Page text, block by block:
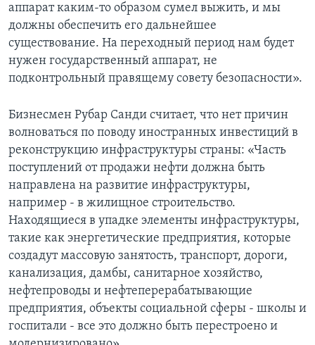
аппарат каким-то образом сумел выжить, и мы
должны обеспечить его дальнейшее
существование. На переходный период нам будет
нужен государственный аппарат, не
подконтрольный правящему совету безопасности».
Бизнесмен Рубар Санди считает, что нет причин
волноваться по поводу иностранных инвестиций в
реконструкцию инфраструктуры страны: «Часть
поступлений от продажи нефти должна быть
направлена на развитие инфраструктуры,
например - в жилищное строительство.
Находящиеся в упадке элементы инфраструктуры,
такие как энергетические предприятия, которые
создадут массовую занятость, транспорт, дороги,
канализация, дамбы, санитарное хозяйство,
нефтепроводы и нефтеперерабатывающие
предприятия, объекты социальной сферы - школы и
госпитали - все это должно быть перестроено и